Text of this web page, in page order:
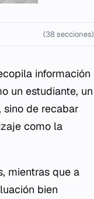
(38 secciones)
información
un estudiante, un
sino de recabar
como la
mientras que a
bien